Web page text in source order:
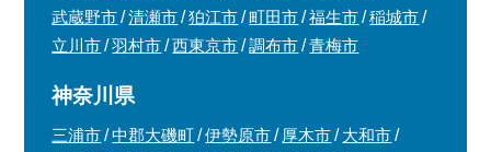
武蔵野市
清瀬市 狛江市 町田市 福生市
稲城市
立川市
羽村市 西東京市 調布市 青梅市
神奈川県
三浦市 中郡大磯町 伊勢原市 厚木市
大和市